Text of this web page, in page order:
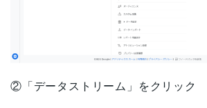
②「データストリーム」をクリック